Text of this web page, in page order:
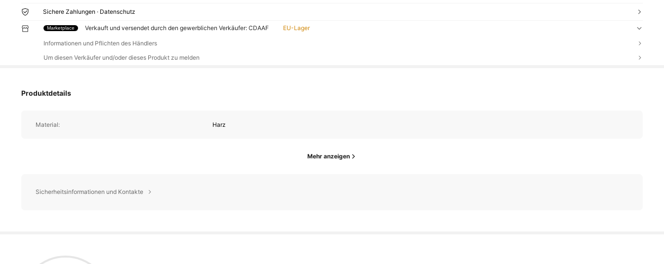
Sichere Zahlungen · Datenschutz
Marketplace Verkauft und versendet durch den gewerblichen Verkäufer: CDAAF EU-Lager
Informationen und Pflichten des Händlers
Um diesen Verkäufer und/oder dieses Produkt zu melden
Produktdetails
Material: Harz
Mehr anzeigen
Sicherheitsinformationen und Kontakte